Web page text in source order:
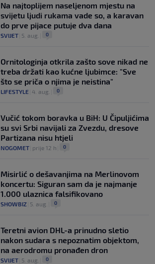
Na najtoplijem naseljenom mjestu na
svijetu ljudi rukama vade so, a karavan
do prve pijace putuje dva dana
SVIJET 5. aug. 0
Ornitologinja otkrila zašto sove nikad ne
treba držati kao kućne ljubimce: "Sve
što se priča o njima je neistina"
LIFESTYLE 4. aug. 0
Vučić tokom boravka u BiH: U Čipuljićima
su svi Srbi navijali za Zvezdu, dresove
Partizana nisu htjeli
NOGOMET prije 12 h 0
Misirlić o dešavanjima na Merlinovom
koncertu: Siguran sam da je najmanje
1.000 ulaznica falsifikovano
SHOWBIZ 5. aug. 0
Teretni avion DHL-a prinudno sletio
nakon sudara s nepoznatim objektom,
na aerodromu pronađen dron
SVIJET 5. aug. 0